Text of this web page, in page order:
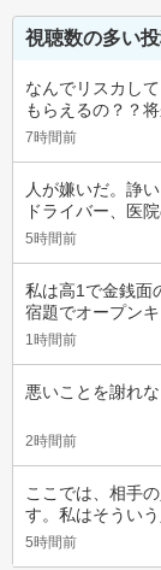
視聴数の多い
なんでリスカし
もらえるの？？
7時間前
人が嫌いだ。諍
ドライバー、医
5時間前
私は高1で金銭面
宿題でオープン
1時間前
悪いことを謝れ
2時間前
ここでは、相手
す。私はそうい
5時間前